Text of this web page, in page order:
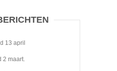
13 april
2 maart.